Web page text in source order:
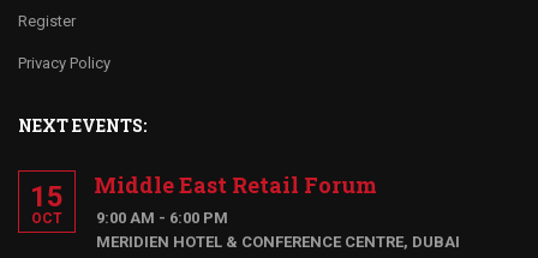
Register
Privacy Policy
NEXT EVENTS:
15
OCT
Middle East Retail Forum
9:00 AM - 6:00 PM
MERIDIEN HOTEL & CONFERENCE CENTRE, DUBAI